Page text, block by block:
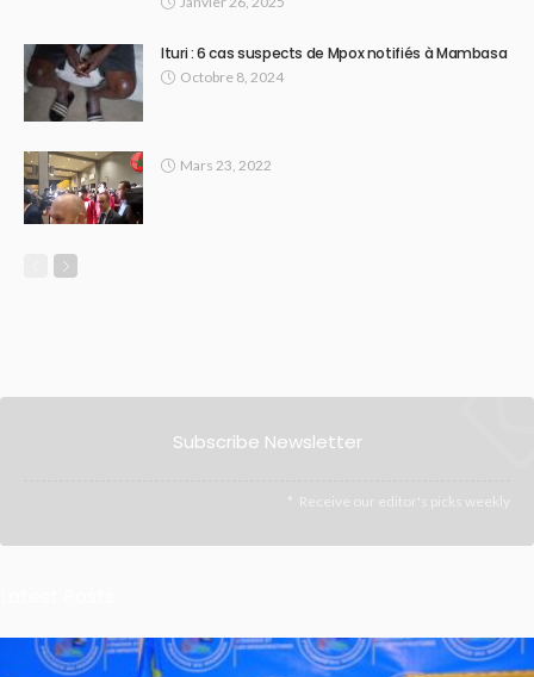
Ituri : 6 cas suspects de Mpox notifiés à Mambasa
Octobre 8, 2024
Mars 23, 2022
Subscribe Newsletter
Receive our editor's picks weekly